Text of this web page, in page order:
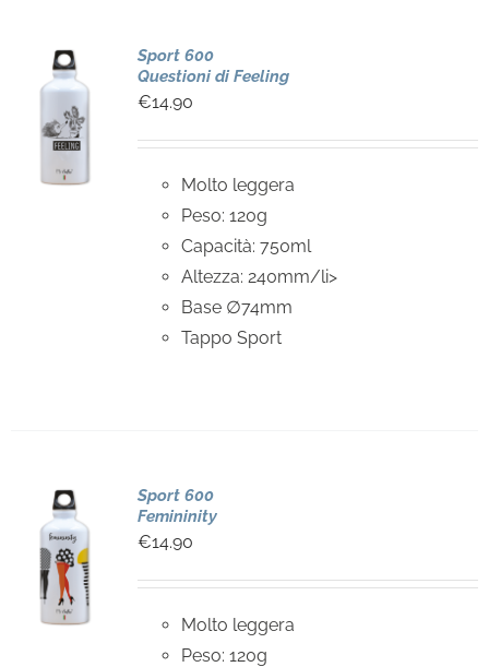
Sport 600
Questioni di Feeling
€14.90
Molto leggera
Peso: 120g
Capacità: 750ml
Altezza: 240mm/li>
Base ∅74mm
Tappo Sport
Sport 600
Femininity
€14.90
Molto leggera
Peso: 120g